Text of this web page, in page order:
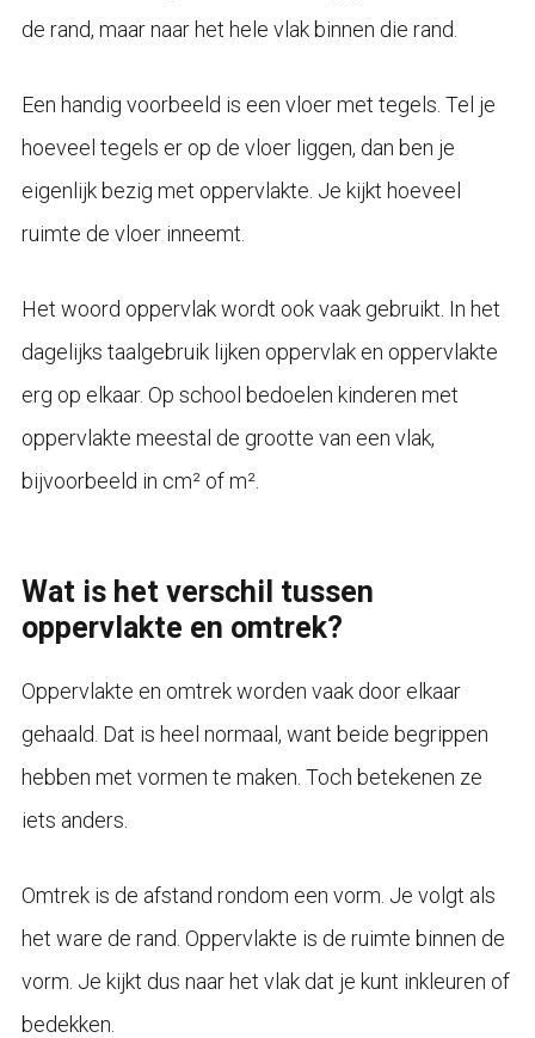
de rand, maar naar het hele vlak binnen die rand.
Een handig voorbeeld is een vloer met tegels. Tel je
hoeveel tegels er op de vloer liggen, dan ben je
eigenlijk bezig met oppervlakte. Je kijkt hoeveel
ruimte de vloer inneemt.
Het woord oppervlak wordt ook vaak gebruikt. In het
dagelijks taalgebruik lijken oppervlak en oppervlakte
erg op elkaar. Op school bedoelen kinderen met
oppervlakte meestal de grootte van een vlak,
bijvoorbeeld in cm² of m².
Wat is het verschil tussen
oppervlakte en omtrek?
Oppervlakte en omtrek worden vaak door elkaar
gehaald. Dat is heel normaal, want beide begrippen
hebben met vormen te maken. Toch betekenen ze
iets anders.
Omtrek is de afstand rondom een vorm. Je volgt als
het ware de rand. Oppervlakte is de ruimte binnen de
vorm. Je kijkt dus naar het vlak dat je kunt inkleuren of
bedekken.